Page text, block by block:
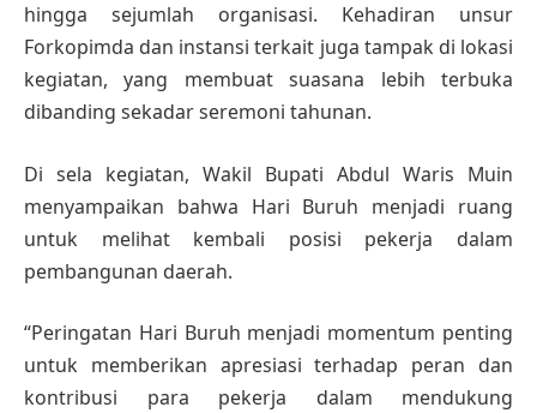
hingga sejumlah organisasi. Kehadiran unsur
Forkopimda dan instansi terkait juga tampak di lokasi
kegiatan, yang membuat suasana lebih terbuka
dibanding sekadar seremoni tahunan.
Di sela kegiatan, Wakil Bupati Abdul Waris Muin
menyampaikan bahwa Hari Buruh menjadi ruang
untuk melihat kembali posisi pekerja dalam
pembangunan daerah.
“Peringatan Hari Buruh menjadi momentum penting
untuk memberikan apresiasi terhadap peran dan
kontribusi para pekerja dalam mendukung